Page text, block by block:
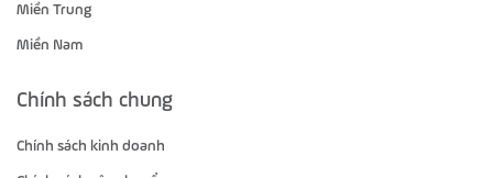
Miền Trung
Miền Nam
Chính sách chung
Chính sách kinh doanh